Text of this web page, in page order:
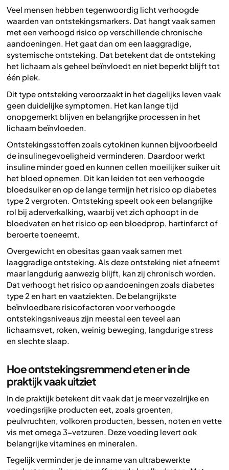
Veel mensen hebben tegenwoordig licht verhoogde
waarden van ontstekingsmarkers. Dat hangt vaak samen
met een verhoogd risico op verschillende chronische
aandoeningen. Het gaat dan om een laaggradige,
systemische ontsteking. Dat betekent dat de ontsteking
het lichaam als geheel beïnvloedt en niet beperkt blijft tot
één plek.
Dit type ontsteking veroorzaakt in het dagelijks leven vaak
geen duidelijke symptomen. Het kan lange tijd
onopgemerkt blijven en belangrijke processen in het
lichaam beïnvloeden.
Ontstekingsstoffen zoals cytokinen kunnen bijvoorbeeld
de insulinegevoeligheid verminderen. Daardoor werkt
insuline minder goed en kunnen cellen moeilijker suiker uit
het bloed opnemen. Dit kan leiden tot een verhoogde
bloedsuiker en op de lange termijn het risico op diabetes
type 2 vergroten. Ontsteking speelt ook een belangrijke
rol bij aderverkalking, waarbij vet zich ophoopt in de
bloedvaten en het risico op een bloedprop, hartinfarct of
beroerte toeneemt.
Overgewicht en obesitas gaan vaak samen met
laaggradige ontsteking. Als deze ontsteking niet afneemt
maar langdurig aanwezig blijft, kan zij chronisch worden.
Dat verhoogt het risico op aandoeningen zoals diabetes
type 2 en hart en vaatziekten. De belangrijkste
beïnvloedbare risicofactoren voor verhoogde
ontstekingsniveaus zijn meestal een teveel aan
lichaamsvet, roken, weinig beweging, langdurige stress
en slechte slaap.
Hoe ontstekingsremmend eten er in de
praktijk vaak uitziet
In de praktijk betekent dit vaak dat je meer vezelrijke en
voedingsrijke producten eet, zoals groenten,
peulvruchten, volkoren producten, bessen, noten en vette
vis met omega 3-vetzuren. Deze voeding levert ook
belangrijke vitamines en mineralen.
Tegelijk verminder je de inname van ultrabewerkte